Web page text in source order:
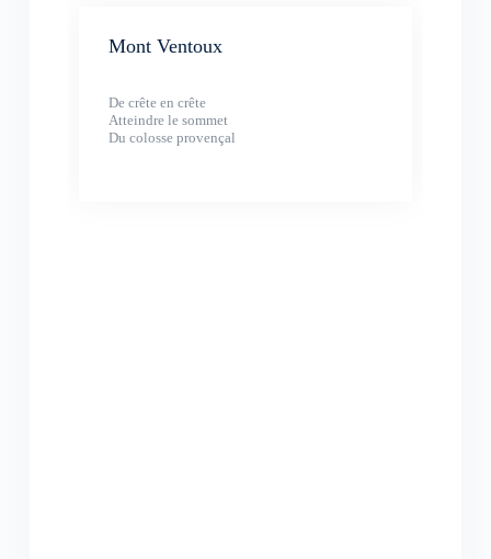
Mont Ventoux
De crête en crête
Atteindre le sommet
Du colosse provençal